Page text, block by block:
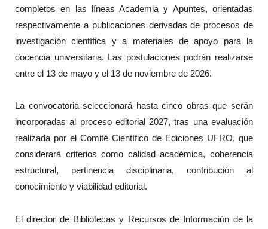
completos en las líneas Academia y Apuntes, orientadas
respectivamente a publicaciones derivadas de procesos de
investigación científica y a materiales de apoyo para la
docencia universitaria. Las postulaciones podrán realizarse
entre el 13 de mayo y el 13 de noviembre de 2026.
La convocatoria seleccionará hasta cinco obras que serán
incorporadas al proceso editorial 2027, tras una evaluación
realizada por el Comité Científico de Ediciones UFRO, que
considerará criterios como calidad académica, coherencia
estructural, pertinencia disciplinaria, contribución al
conocimiento y viabilidad editorial.
El director de Bibliotecas y Recursos de Información de la